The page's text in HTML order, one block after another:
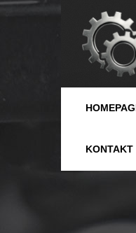
KONTAKT